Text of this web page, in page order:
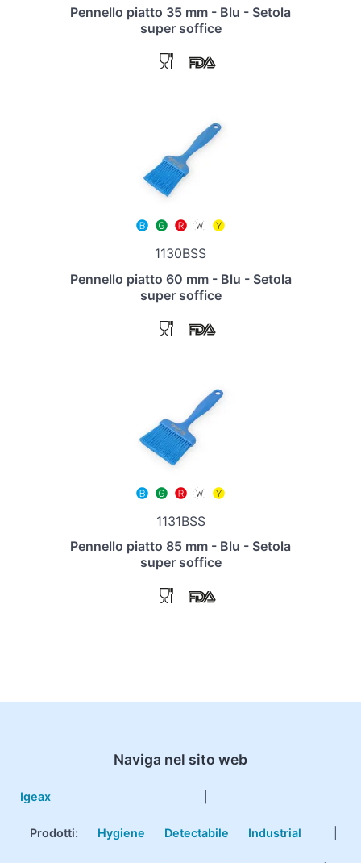
Pennello piatto 35 mm - Blu - Setola
super soffice
1130BSS
Pennello piatto 60 mm - Blu - Setola
super soffice
1131BSS
Pennello piatto 85 mm - Blu - Setola
super soffice
Naviga nel sito web
Igeax
Prodotti: Hygiene Detectabile Industrial